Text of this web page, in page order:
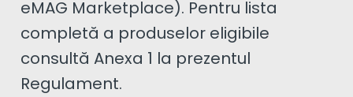
eMAG Marketplace). Pentru lista
completă a produselor eligibile
consultă Anexa 1 la prezentul
Regulament.